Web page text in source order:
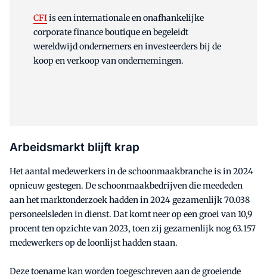
CFIis een internationale en onafhankelijke
corporate finance boutique en begeleidt
wereldwijd ondernemers en investeerders bij de
koop en verkoop van ondernemingen.
Arbeidsmarkt blijft krap
Het aantal medewerkers in de schoonmaakbranche is in 2024
opnieuw gestegen. De schoonmaakbedrijven die meededen
aan het marktonderzoek hadden in 2024 gezamenlijk 70.038
personeelsleden in dienst. Dat komt neer op een groei van 10,9
procent ten opzichte van 2023, toen zij gezamenlijk nog 63.157
medewerkers op de loonlijst hadden staan.
Deze toename kan worden toegeschreven aan de groeiende